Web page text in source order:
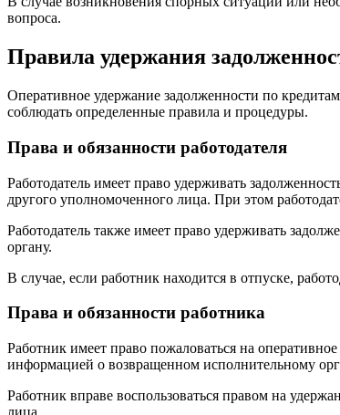
вопроса.
Правила удержания
Оперативное удержание задолженности по
соблюдать определенные правила и процедуры.
Права и обязанности работодателя
Работодатель имеет право удерживать
другого уполномоченного лица. При этом
Работодатель также имеет право удерживать
органу.
В случае, если работник находится в отпуске,
Права и обязанности работника
Работник имеет право пожаловаться на
информацией о возвращенном исполнительному
Работник вправе воспользоваться правом на
лица.